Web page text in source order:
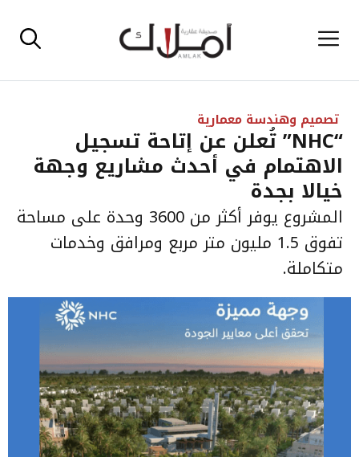
إلى القائمة
تصميم وهندسة معمارية
“NHC” تُعلن عن إتاحة تسجيل
الاهتمام في أحدث مشاريع وجهة
خيالا بجدة
المشروع يوفر أكثر من 3600 وحدة على مساحة
تفوق 1.5 مليون متر مربع ومرافق وخدمات
متكاملة.